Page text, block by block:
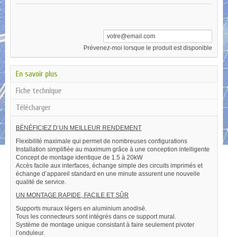
Prévenez-moi lorsque le produit est disponible
En savoir plus
Fiche technique
Télécharger
BÉNÉFICIEZ D’UN MEILLEUR RENDEMENT
Flexibilité maximale qui permet de nombreuses configurations
Installation simplifiée au maximum grâce à une conception intelligente
Concept de montage identique de 1.5 à 20kW
Accès facile aux interfaces, échange simple des circuits imprimés et
échange d’appareil standard en une minute assurent une nouvelle
qualité de service.
UN MONTAGE RAPIDE, FACILE ET SÛR
Supports muraux légers en aluminium anodisé.
Tous les connecteurs sont intégrés dans ce support mural.
Système de montage unique consistant à faire seulement pivoter
l’onduleur.